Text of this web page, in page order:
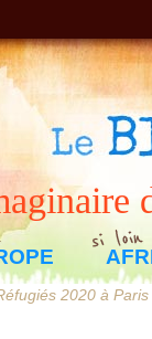
CROATIE
BÉNIN2020 à Paris